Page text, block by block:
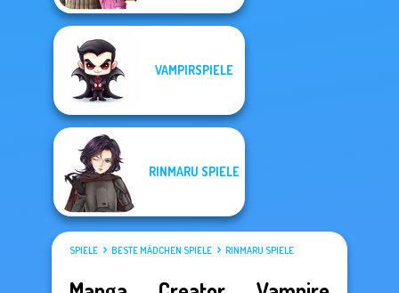
VAMPIRSPIELE
RINMARU SPIELE
SPIELE BESTE MÄDCHEN SPIELE RINMARU SPIELE